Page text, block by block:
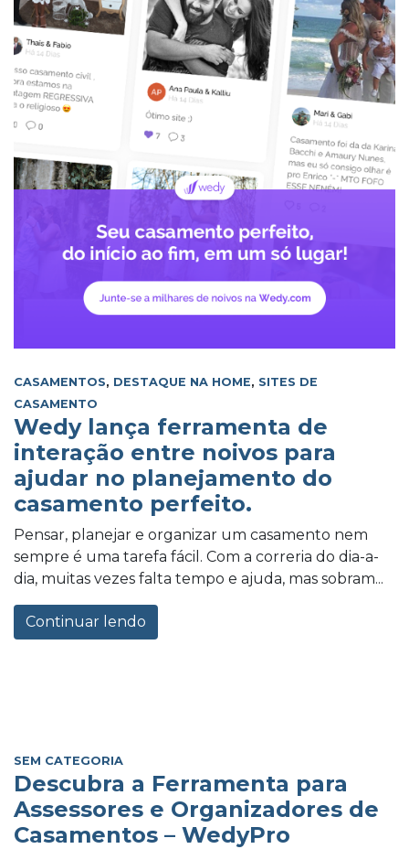
CASAMENTOS, DESTAQUE NA HOME, SITES DE
CASAMENTO
Wedy lança ferramenta de
interação entre noivos para
ajudar no planejamento do
casamento perfeito.
Pensar, planejar e organizar um casamento nem
sempre é uma tarefa fácil. Com a correria do dia-a-
dia, muitas vezes falta tempo e ajuda, mas sobram...
Continuar lendo
SEM CATEGORIA
Descubra a Ferramenta para
Assessores e Organizadores de
Casamentos – WedyPro